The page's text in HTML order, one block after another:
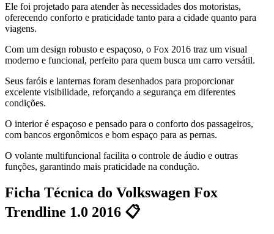
Ele foi projetado para atender às necessidades dos motoristas,
oferecendo conforto e praticidade tanto para a cidade quanto para
viagens.
Com um design robusto e espaçoso, o Fox 2016 traz um visual
moderno e funcional, perfeito para quem busca um carro versátil.
Seus faróis e lanternas foram desenhados para proporcionar
excelente visibilidade, reforçando a segurança em diferentes
condições.
O interior é espaçoso e pensado para o conforto dos passageiros,
com bancos ergonômicos e bom espaço para as pernas.
O volante multifuncional facilita o controle de áudio e outras
funções, garantindo mais praticidade na condução.
Ficha Técnica do Volkswagen Fox
Trendline 1.0 2016 📋